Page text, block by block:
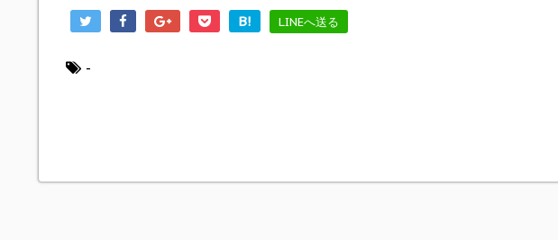
B! LINEへ送る
-